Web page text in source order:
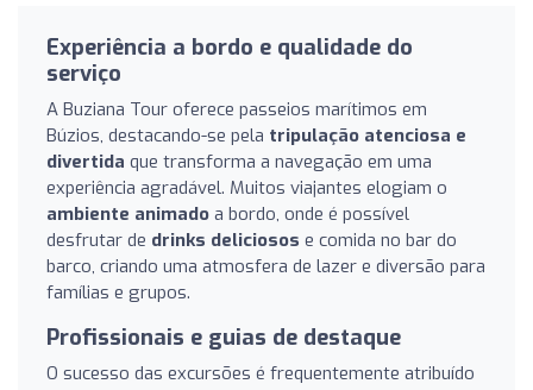
Experiência a bordo e qualidade do
serviço
A Buziana Tour oferece passeios marítimos em
Búzios, destacando-se pela tripulação atenciosa e
divertida que transforma a navegação em uma
experiência agradável. Muitos viajantes elogiam o
ambiente animado a bordo, onde é possível
desfrutar de drinks deliciosos e comida no bar do
barco, criando uma atmosfera de lazer e diversão para
famílias e grupos.
Profissionais e guias de destaque
O sucesso das excursões é frequentemente atribuído